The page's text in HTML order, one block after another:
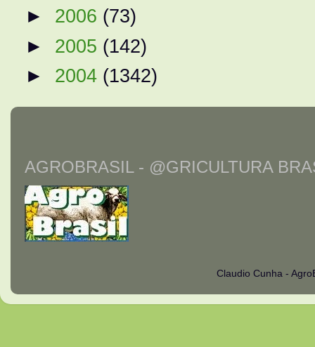
► 2006 (73)
► 2005 (142)
► 2004 (1342)
AGROBRASIL - @GRICULTURA
Claudio Cunha -